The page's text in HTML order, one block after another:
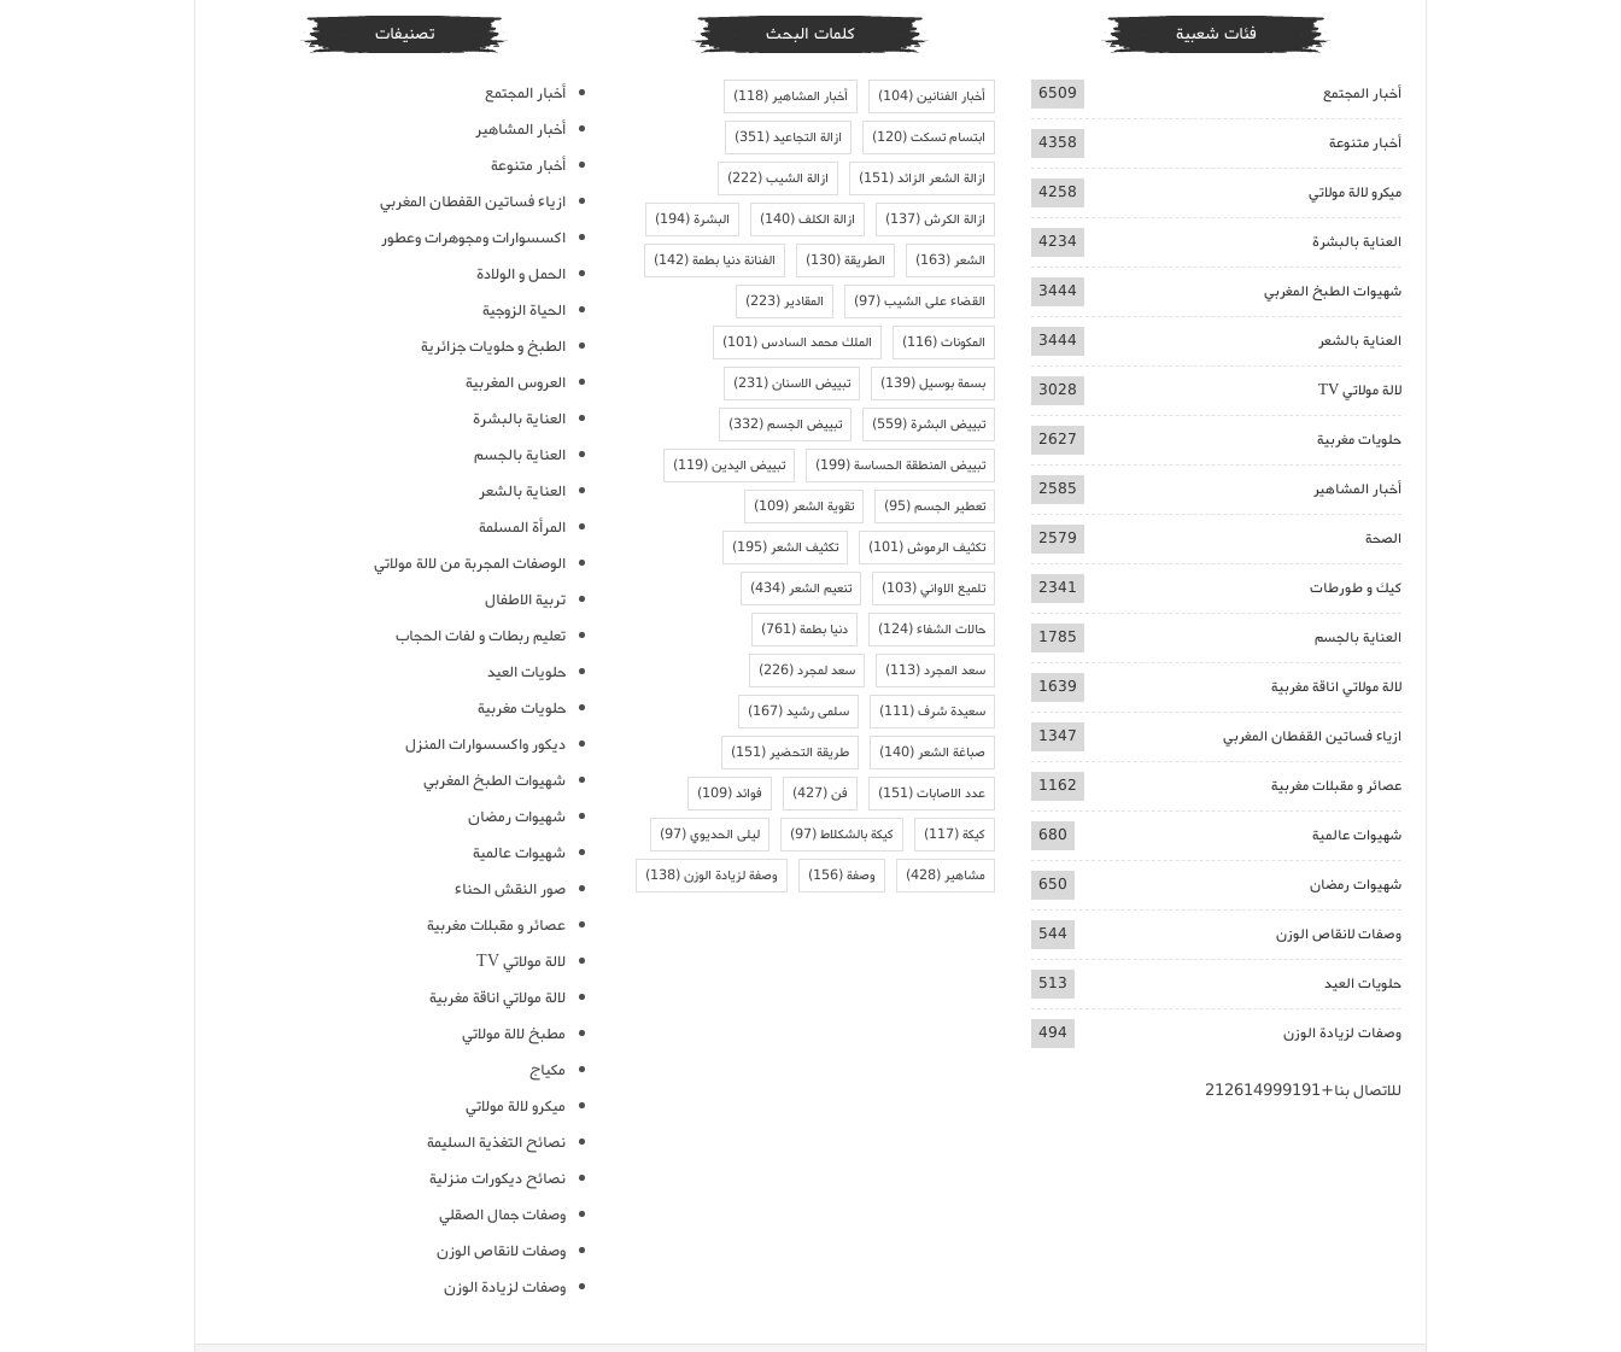
فئات شعبية
أخبار المجتمع 6509
أخبار متنوعة 4358
ميكرو لالة مولاتي 4258
العناية بالبشرة 4234
شهيوات الطبخ المغربي 3444
العناية بالشعر 3444
لالة مولاتي TV 3028
حلويات مغربية 2627
أخبار المشاهير 2585
الصحة 2579
كيك و طورطات 2341
العناية بالجسم 1785
لالة مولاتي اناقة مغربية 1639
ازياء فساتين القفطان المغربي 1347
عصائر و مقبلات مغربية 1162
شهيوات عالمية 680
شهيوات رمضان 650
وصفات لانقاص الوزن 544
حلويات العيد 513
وصفات لزيادة الوزن 494
للاتصال بنا+212614999191
كلمات البحث
أخبار الفنانين(104) أخبار المشاهير(118)
ابتسام تسكت(120) ازالة التجاعيد(351)
ازالة الشعر الزائد(151) ازالة الشيب(222)
ازالة الكرش(137) ازالة الكلف(140) البشرة(194)
الشعر(163) الطريقة(130) الفنانة دنيا بطمة(142)
القضاء على الشيب(97) المقادير(223)
المكونات(116) الملك محمد السادس(101)
بسمة بوسيل(139) تبييض الاسنان(231)
تبييض البشرة(559) تبييض الجسم(332)
تبييض المنطقة الحساسة(199) تبييض اليدين(119)
تعطير الجسم(95) تقوية الشعر(109)
تكثيف الرموش(101) تكثيف الشعر(195)
تلميع الاواني(103) تنعيم الشعر(434)
حالات الشفاء(124) دنيا بطمة(761)
سعد المجرد(113) سعد لمجرد(226)
سعيدة شرف(111) سلمى رشيد(167)
صباغة الشعر(140) طريقة التحضير(151)
عدد الاصابات(151) فن(427) فوائد(109)
كيكة(117) كيكة بالشكلاط(97) ليلى الحديوي(97)
مشاهير(428) وصفة(156) وصفة لزيادة الوزن(138)
تصنيفات
أخبار المجتمع
أخبار المشاهير
أخبار متنوعة
ازياء فساتين القفطان المغربي
اكسسوارات ومجوهرات وعطور
الحمل و الولادة
الحياة الزوجية
الطبخ و حلويات جزائرية
العروس المغربية
العناية بالبشرة
العناية بالجسم
العناية بالشعر
المرأة المسلمة
الوصفات المجربة من لالة مولاتي
تربية الاطفال
تعليم ربطات و لفات الحجاب
حلويات العيد
حلويات مغربية
ديكور واكسسوارات المنزل
شهيوات الطبخ المغربي
شهيوات رمضان
شهيوات عالمية
صور النقش الحناء
عصائر و مقبلات مغربية
لالة مولاتي TV
لالة مولاتي اناقة مغربية
مطبخ لالة مولاتي
مكياج
ميكرو لالة مولاتي
نصائح التغذية السليمة
نصائح ديكورات منزلية
وصفات جمال الصقلي
وصفات لانقاص الوزن
وصفات لزيادة الوزن